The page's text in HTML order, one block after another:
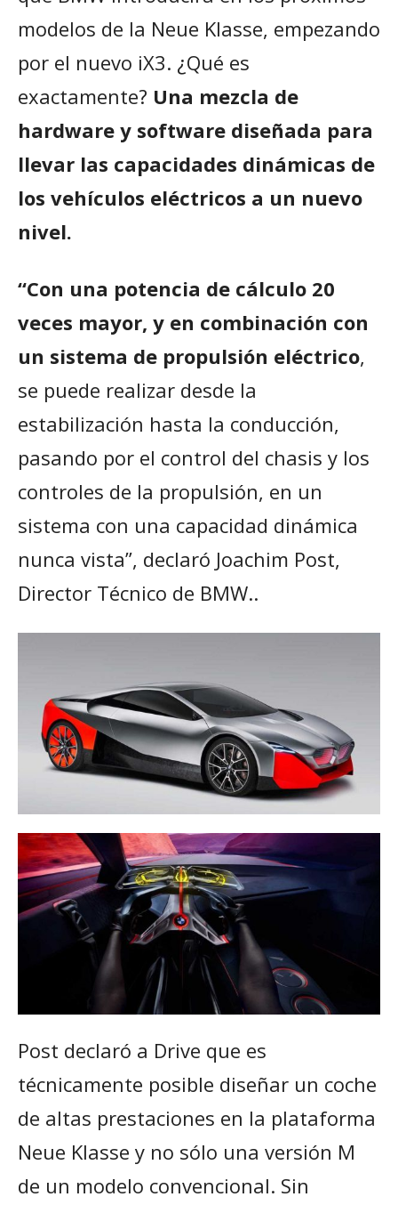
modelos de la Neue Klasse, empezando
por el nuevo iX3. ¿Qué es
exactamente? Una mezcla de
hardware y software diseñada para
llevar las capacidades dinámicas de
los vehículos eléctricos a un nuevo
nivel.
“Con una potencia de cálculo 20
veces mayor, y en combinación con
un sistema de propulsión eléctrico,
se puede realizar desde la
estabilización hasta la conducción,
pasando por el control del chasis y los
controles de la propulsión, en un
sistema con una capacidad dinámica
nunca vista”, declaró Joachim Post,
Director Técnico de BMW..
Post declaró a Drive que es
técnicamente posible diseñar un coche
de altas prestaciones en la plataforma
Neue Klasse y no sólo una versión M
de un modelo convencional. Sin